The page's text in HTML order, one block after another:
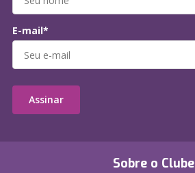
Sobre o Clube
E-mail*
Assinar